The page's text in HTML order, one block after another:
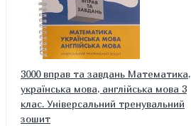
3000 вправ та завдань Математика,
українська мова, англійська мова 3
клас. Універсальний тренувальний
зошит